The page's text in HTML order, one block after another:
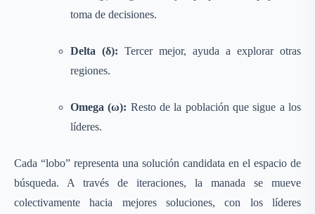
toma de decisiones.
Delta (δ): Tercer mejor, ayuda a explorar otras
regiones.
Omega (ω): Resto de la población que sigue a los
líderes.
Cada “lobo” representa una solución candidata en el espacio de
búsqueda. A través de iteraciones, la manada se mueve
colectivamente hacia mejores soluciones, con los líderes